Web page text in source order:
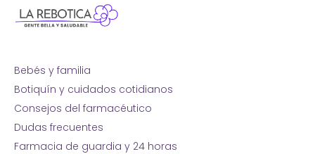
Bebés y familia
Botiquín y cuidados cotidianos
Consejos del farmacéutico
Dudas frecuentes
Farmacia de guardia y 24 horas